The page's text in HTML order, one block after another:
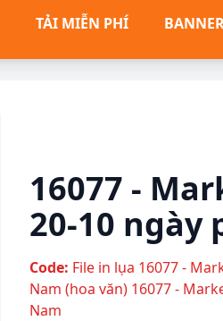
TẢI MIỄN PHÍ
16077 -
20-10 ngày
Code: File in lụa 16077 -
Nam (hoa văn) 16077 -
Nam